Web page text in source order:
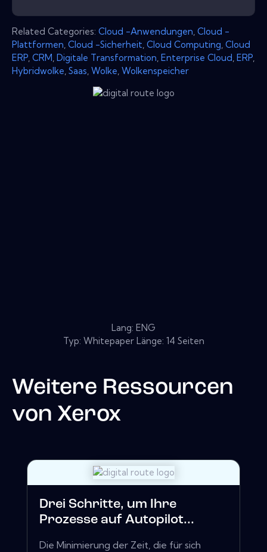
Related Categories: Cloud -Anwendungen Cloud -
Plattformen Cloud -Sicherheit Cloud Computing Cloud
ERP CRM Digitale Transformation Enterprise Cloud ERP
Hybridwolke Saas Wolke Wolkenspeicher
Lang: ENG
Typ: Whitepaper Länge: 14 Seiten
Weitere Ressourcen
von Xerox
Drei Schritte, um Ihre
Prozesse auf Autopilot...
Die Minimierung der Zeit, die für sich